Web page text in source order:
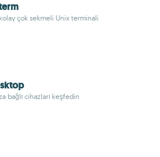
kolay çok sekmeli Unix terminali
bağlı cihazları keşfedin